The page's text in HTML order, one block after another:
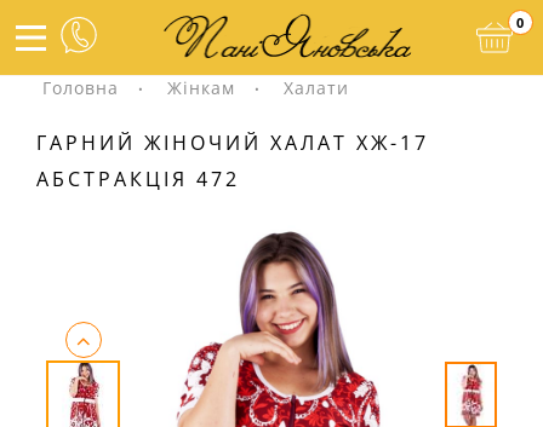
0
Головна Жінкам Халати
ГАРНИЙ ЖІНОЧИЙ ХАЛАТ ХЖ-17
АБСТРАКЦІЯ 472